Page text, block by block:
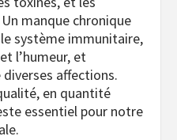
manque chronique
système immunitaire,
l’humeur, et
affections.
en quantité
essentiel pour notre